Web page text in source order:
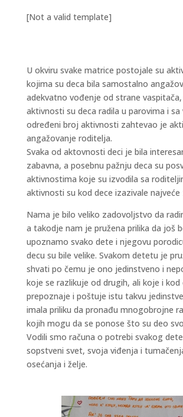
[Not a valid template]
U okviru svake matrice postojale su
kojima su deca bila samostalno
adekvatno vođenje od strane vaspitača,
aktivnosti su deca radila u parovima i sa
određeni broj aktivnosti zahtevao je
angažovanje roditelja.
Svaka od aktovnosti deci je bila
zabavna, a posebnu pažnju deca su
aktivnostima koje su izvodila sa
aktivnosti su kod dece izazivale
Nama je bilo veliko zadovoljstvo da
a takodje nam je pružena prilika da još
upoznamo svako dete i njegovu
decu su bile velike. Svakom detetu je
shvati po čemu je ono jedinstveno i
koje se razlikuje od drugih, ali koje i kod
prepoznaje i poštuje istu takvu
imala priliku da pronađu mnogobrojne
kojih mogu da se ponose što su deo
Vodili smo računa o potrebi svakog
sopstveni svet, svoja viđenja i
osećanja i želje.